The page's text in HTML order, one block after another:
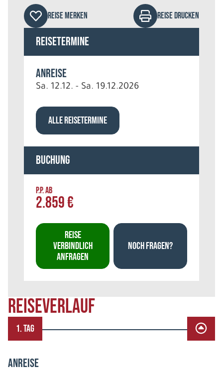
REISEVERLAUF
1. TAG
ANREISE
REISE MERKEN REISE DRUCKEN
Reisetermine
Anreise
Sa. 12.12. - Sa. 19.12.2026
ALLE REISETERMINE
Buchung
P.P. AB
2.859 €
REISE
VERBINDLICH
ANFRAGEN
NOCH FRAGEN?